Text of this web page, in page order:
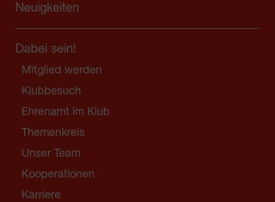
Neuigkeiten
Dabei sein!
Mitglied werden
Klubbesuch
Ehrenamt im Klub
Themenkreis
Unser Team
Kooperationen
Karriere